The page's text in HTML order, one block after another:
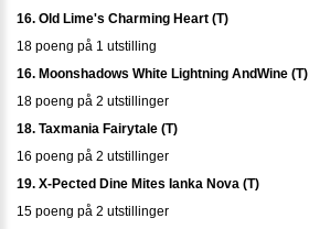
16. Old Lime's Charming Heart (T)
18 poeng på 1 utstilling
16. Moonshadows White Lightning AndWine (T)
18 poeng på 2 utstillinger
18. Taxmania Fairytale (T)
16 poeng på 2 utstillinger
19. X-Pected Dine Mites Ianka Nova (T)
15 poeng på 2 utstillinger